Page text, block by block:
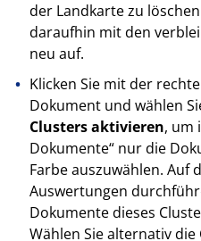
der Landkarte zu
daraufhin mit den
neu auf.
Klicken Sie mit der
Dokument und wählen
Clusters aktivieren, um
Dokumente“ nur die
Farbe auszuwählen. Auf
Auswertungen
Dokumente dieses
Wählen Sie alternativ die